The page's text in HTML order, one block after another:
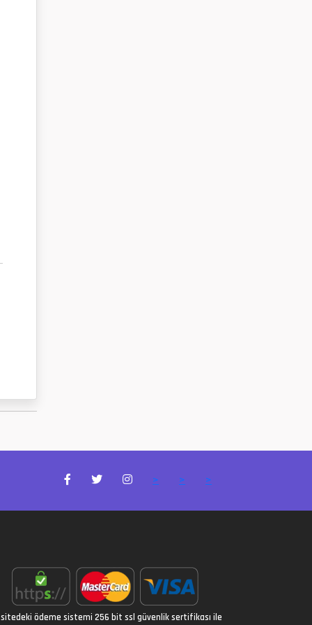
> > >
sitedeki ödeme sistemi 256 bit ssl güvenlik sertifikası ile